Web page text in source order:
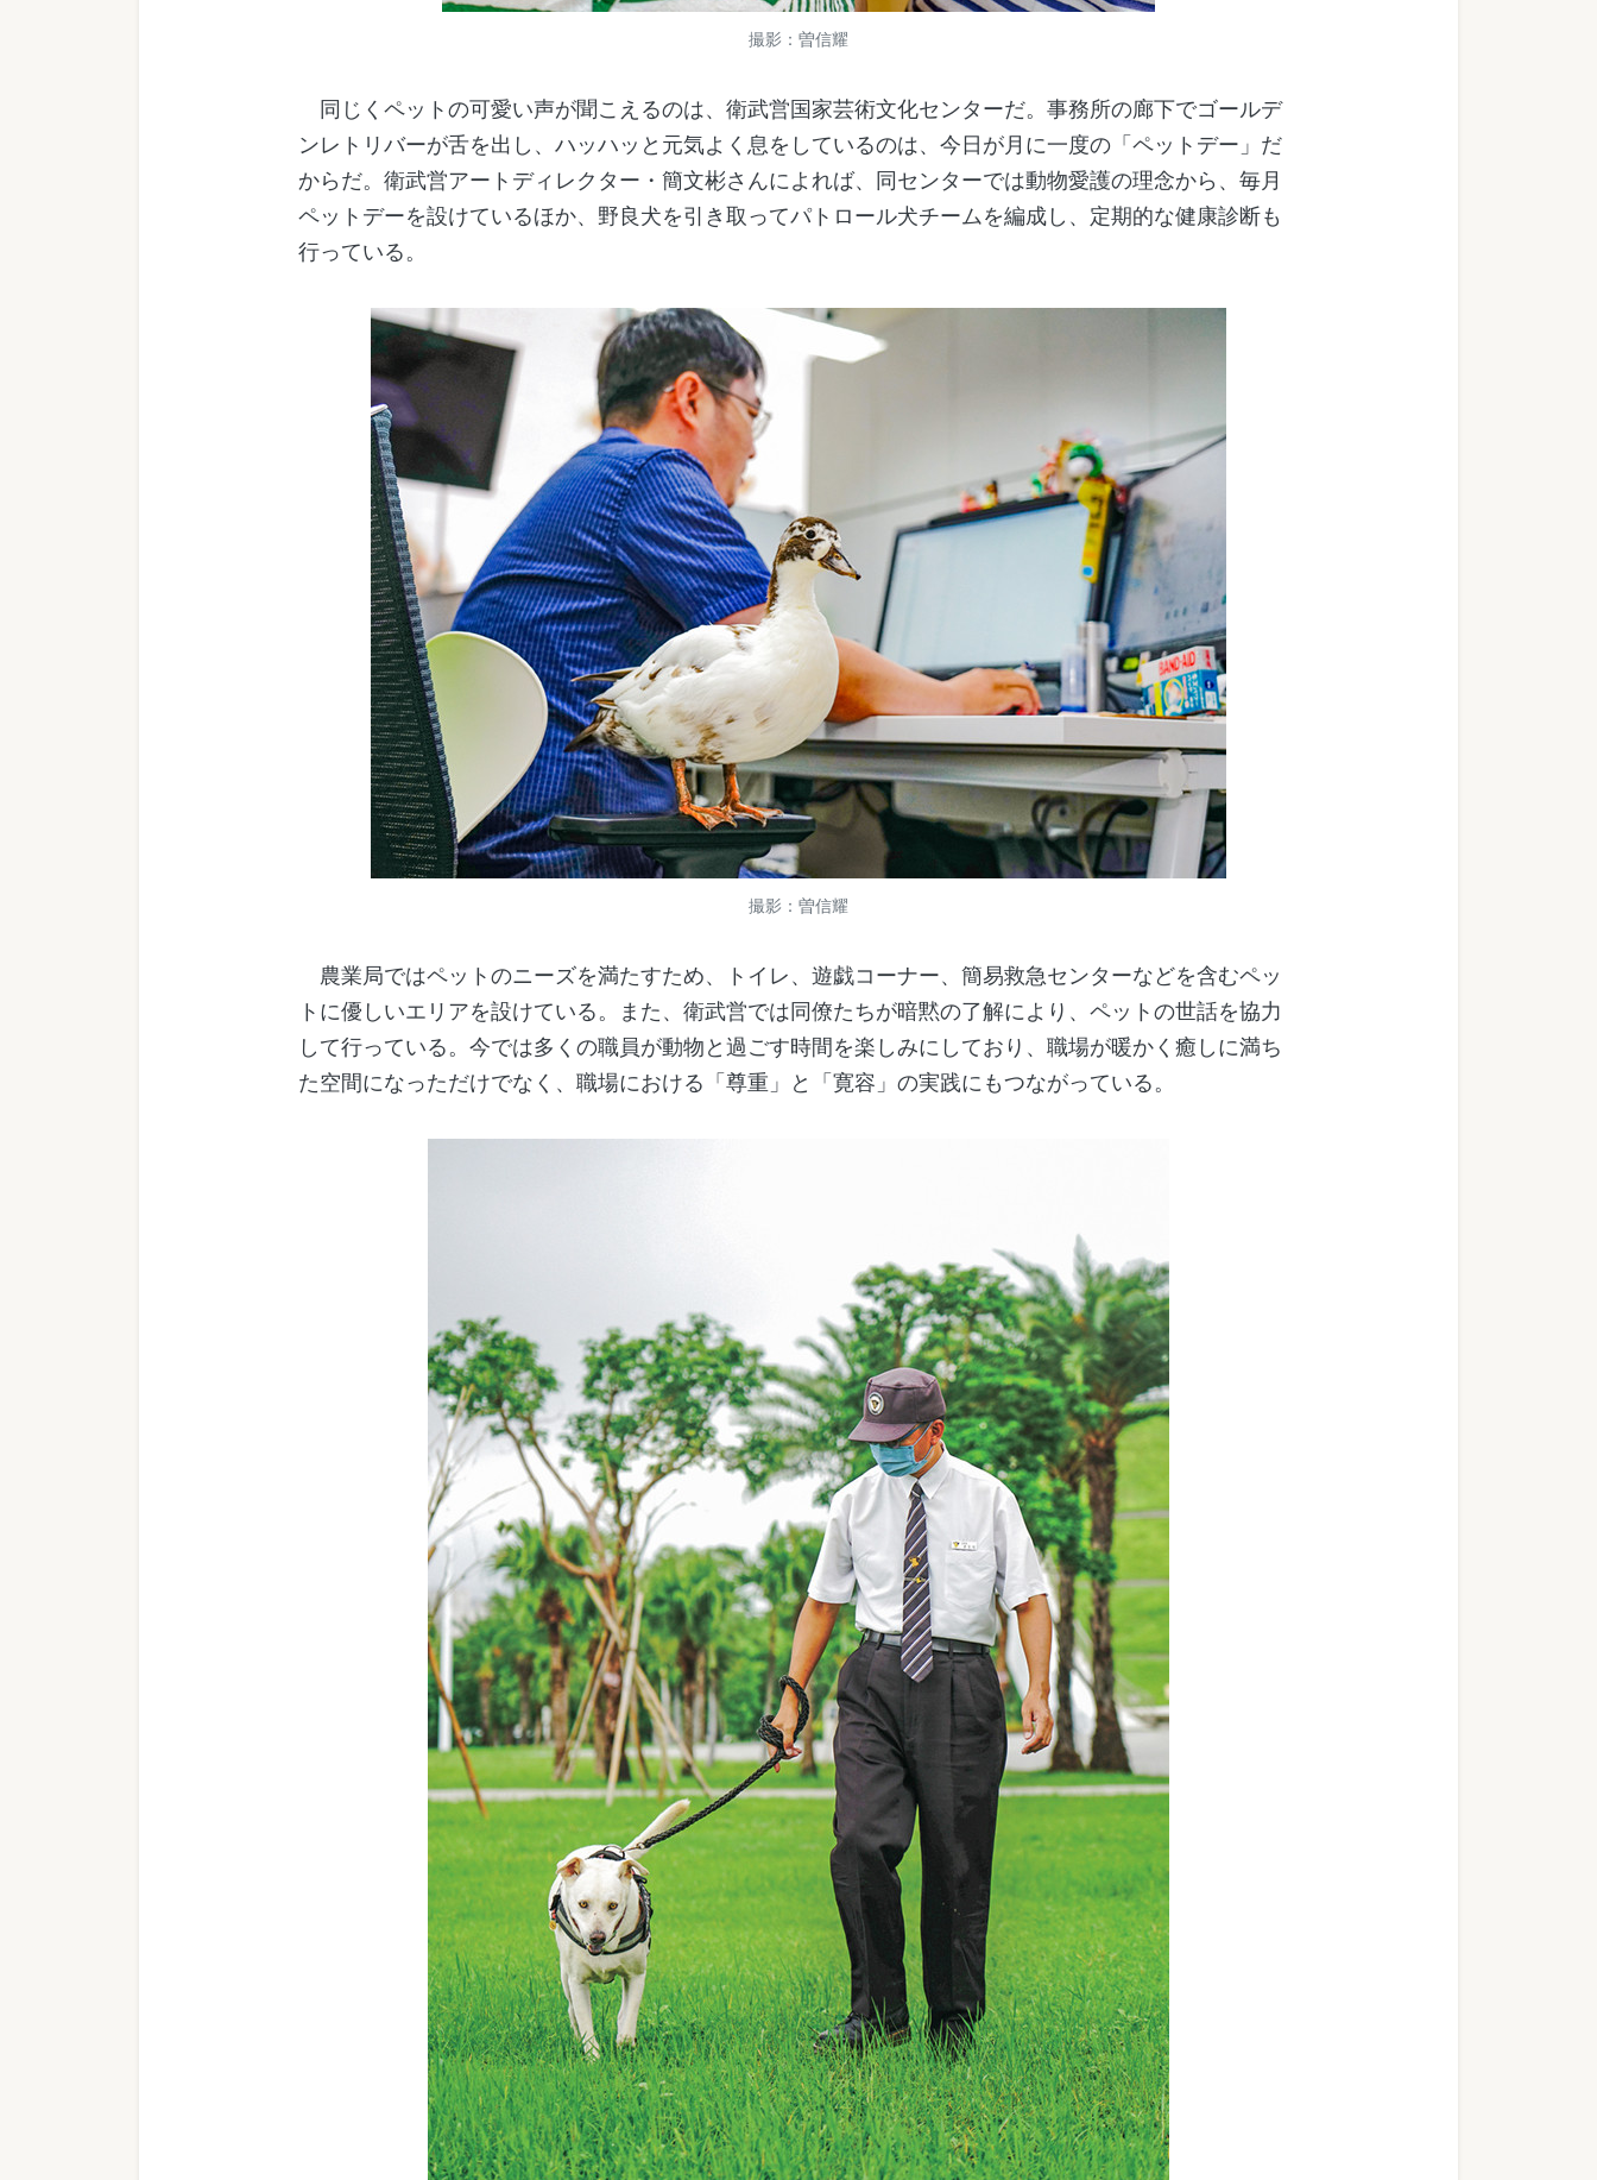
撮影：曽信耀
同じくペットの可愛い声が聞こえるのは、衛武営国家芸術文化センターだ。事務所の廊下でゴールデ
ンレトリバーが舌を出し、ハッハッと元気よく息をしているのは、今日が月に一度の「ペットデー」だ
からだ。衛武営アートディレクター・簡文彬さんによれば、同センターでは動物愛護の理念から、毎月
ペットデーを設けているほか、野良犬を引き取ってパトロール犬チームを編成し、定期的な健康診断も
行っている。
撮影：曽信耀
農業局ではペットのニーズを満たすため、トイレ、遊戯コーナー、簡易救急センターなどを含むペッ
トに優しいエリアを設けている。また、衛武営では同僚たちが暗黙の了解により、ペットの世話を協力
して行っている。今では多くの職員が動物と過ごす時間を楽しみにしており、職場が暖かく癒しに満ち
た空間になっただけでなく、職場における「尊重」と「寛容」の実践にもつながっている。